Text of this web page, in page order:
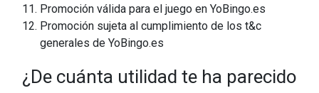
Promoción válida para el juego en YoBingo.es
Promoción sujeta al cumplimiento de los t&c
generales de YoBingo.es
¿De cuánta utilidad te ha parecido